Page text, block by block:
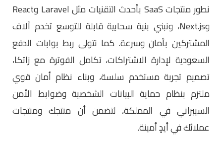
نطور منتجات SaaS بأحدث التقنيات مثل Laravel وReact
وNext.js، ونبني بنية سحابية قابلة للتوسع تخدم آلاف
المشتركين بأمان وسرعة. كما نتولى ربط بوابات الدفع
السعودية لإدارة الاشتراكات، تكامل الفوترة مع زاتكا،
تصميم تجربة مستخدم سلسة، وبناء نظام أمان قوي
ملتزم بنظام حماية البيانات الشخصية وضوابط الأمن
السيبراني في المملكة، لتضمن أن منتجك ومنتجات
عملائك في أيدٍ أمينة.